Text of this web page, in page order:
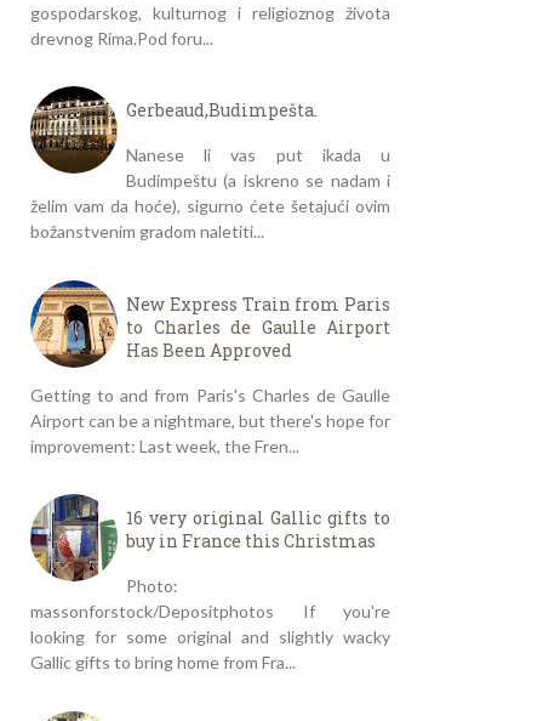
gospodarskog, kulturnog i religioznog života
drevnog Rima.Pod foru...
Gerbeaud,Budimpešta.
Nanese li vas put ikada u
Budimpeštu (a iskreno se nadam i
želim vam da hoće), sigurno ćete šetajući ovim
božanstvenim gradom naletiti...
New Express Train from Paris
to Charles de Gaulle Airport
Has Been Approved
Getting to and from Paris's Charles de Gaulle
Airport can be a nightmare, but there's hope for
improvement: Last week, the Fren...
16 very original Gallic gifts to
buy in France this Christmas
Photo:
massonforstock/Depositphotos If you're
looking for some original and slightly wacky
Gallic gifts to bring home from Fra...